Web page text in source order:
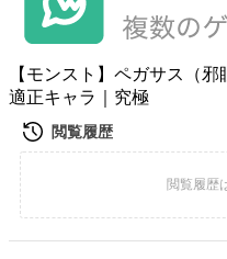
【モンスト】ペガサス（
適正キャラ｜究極